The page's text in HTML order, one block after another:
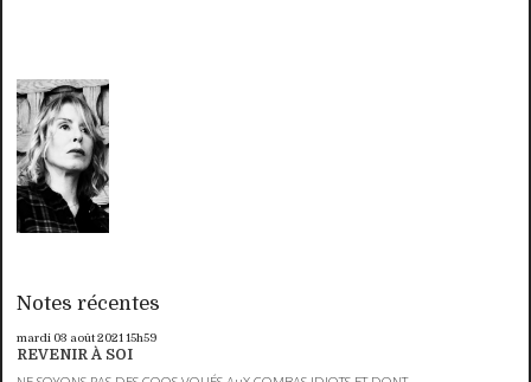
Notes récentes
mardi 03 août 2021 15h59
REVENIR À SOI